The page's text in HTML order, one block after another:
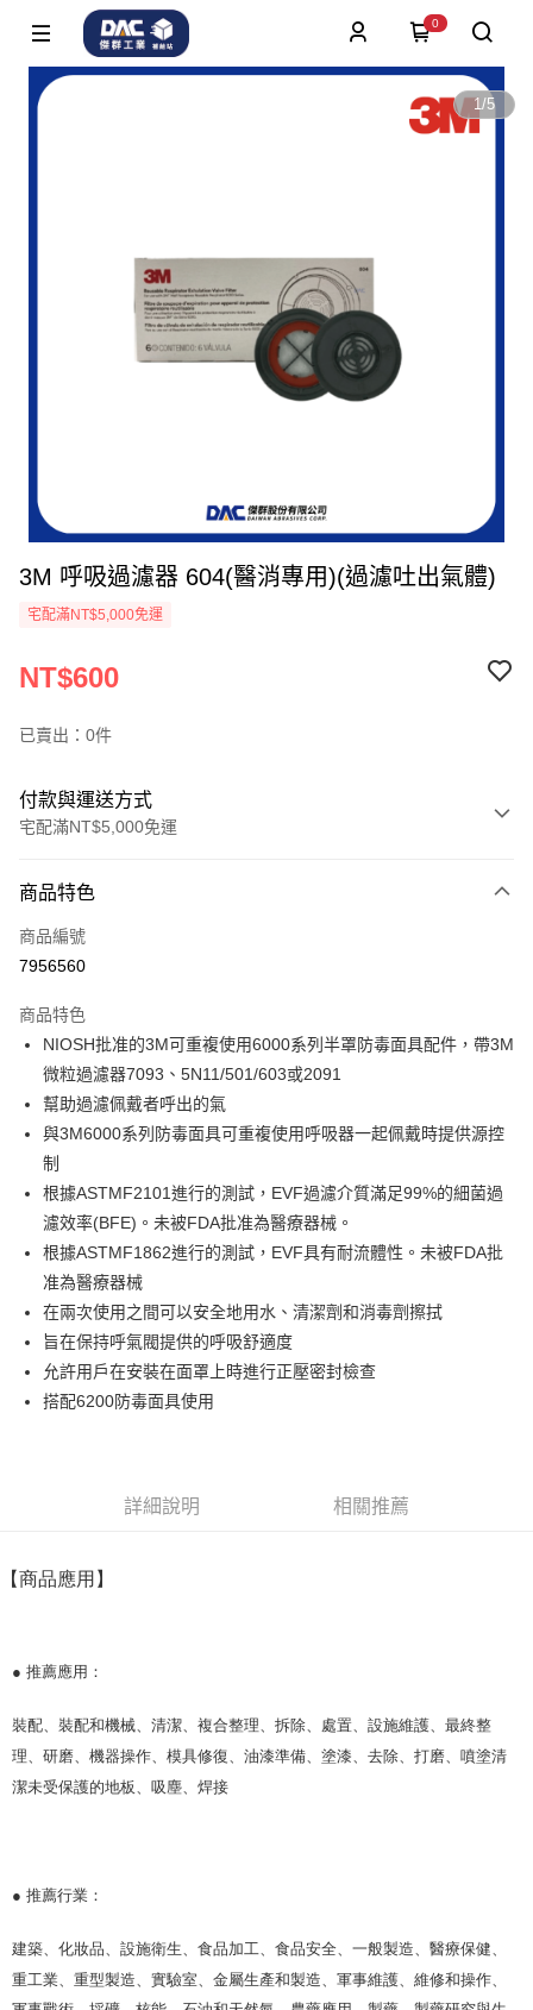
0
1/5
3M 呼吸過濾器 604(醫消專用)(過濾吐出氣體)
宅配滿NT$5,000免運
NT$600
已賣出：0件
付款與運送方式
宅配滿NT$5,000免運
信用卡一次付款
超商取貨付款
Apple Pay
街口支付
運送方式
每筆NT$60
付款後全家取貨
每筆NT$60
7-11取貨付款
每筆NT$60
付款後7-11取貨
每筆NT$200，滿NT$5,000(含以上)免運費
商品特色
商品編號
7956560
商品特色
NIOSH批准的3M可重複使用6000系列半罩防毒面具配件，帶3M
微粒過濾器7093、5N11/501/603或2091
幫助過濾佩戴者呼出的氣
與3M6000系列防毒面具可重複使用呼吸器一起佩戴時提供源控
制
根據ASTMF2101進行的測試，EVF過濾介質滿足99%的細菌過
濾效率(BFE)。未被FDA批准為醫療器械。
根據ASTMF1862進行的測試，EVF具有耐流體性。未被FDA批
准為醫療器械
在兩次使用之間可以安全地用水、清潔劑和消毒劑擦拭
旨在保持呼氣閥提供的呼吸舒適度
允許用戶在安裝在面罩上時進行正壓密封檢查
搭配6200防毒面具使用
詳細說明 相關推薦
【商品應用】
● 推薦應用：
裝配、裝配和機械、清潔、複合整理、拆除、處置、設施維護、最終整
理、研磨、機器操作、模具修復、油漆準備、塗漆、去除、打磨、噴塗清
潔未受保護的地板、吸塵、焊接
● 推薦行業：
建築、化妝品、設施衛生、食品加工、食品安全、一般製造、醫療保健、
重工業、重型製造、實驗室、金屬生產和製造、軍事維護、維修和操作、